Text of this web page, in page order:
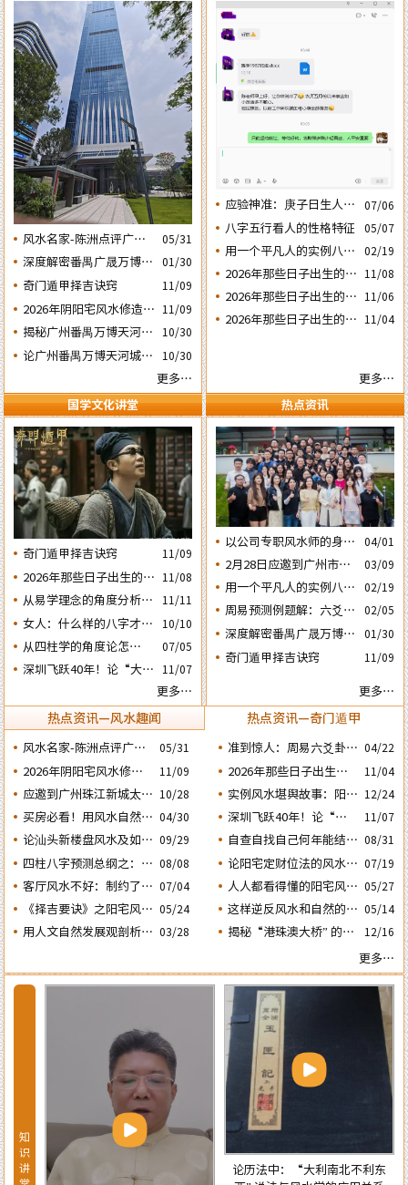
风水名家-陈洲点评广州
广交会芭洲交易中心大楼
的风水态势
05/31
深度解密番禺广晟万博中
心写字楼商铺商业不竞气
的风水原因
01/30
奇门遁甲择吉诀窍 11/09
2026年阴阳宅风水修造动
土入宅择吉需知
11/09
揭秘广州番禺万博天河城
玄妙的风水布局
10/30
论广州番禺万博天河城玄
10/30
更多…
应验神准：庚子日生人丙
午流年运势判断的应验结
07/06
八字五行看人的性格特征 05/07
用一个平凡人的实例八字
论断2026马年的流年运势
02/19
2026年那些日子出生的人
会大不利之四：‘庚子’
11/08
2026年那些日子出生的人
会大不利之三：‘丙子’
11/06
2026年那些日子出生的人 11/04
更多…
国学文化讲堂
奇门遁甲择吉诀窍 11/09
2026年那些日子出生的人
会大不利之四：‘庚子’
日元
11/08
从易学理念的角度分析蔡
英文“谋独” 之路还能走
多远？
11/11
女人：什么样的八字才算
好命？女命六十条断语及
注解
10/10
​从四柱学的角度论怎样掌
握命运及怎样正确化解流
年运程中的灾祸
07/05
深圳飞跃40年！论“大鹏
格局……
11/07
更多…
热点资讯
以公司专职风水师的身份
应邀出席《星橙网络科技
公司》成立5周年庆典
04/01
2月28日应邀到广州市黄
埔区为朋友的亲戚堪舆住
房风水
03/09
用一个平凡人的实例八字
论断2026马年的流年运势
02/19
周易预测例题解：六爻占
卜2026年流年运势卦象分
析
02/05
深度解密番禺广晟万博中
心写字楼商铺商业不竞气
的风水原因
01/30
奇门遁甲择吉诀窍 11/09
更多…
热点资讯—风水趣闻 热点资讯—奇门遁甲
风水名家-陈洲点评广州
广交会芭洲交易中心大楼
的风水态势
05/31
准到惊人：周易六爻卦占
运经典案例分享
04/22
2026年阴阳宅风水修造
动土入宅择吉需知
11/09
2026年那些日子出生的
人会大不利之二：‘壬
子’ 日元
11/04
应邀到广州珠江新城太平
洋金融大厦堪舆调理风水
10/28
实例风水堪舆故事：阳宅
凶灶惹出来的凶祸与化解
方法
12/24
买房必看！用风水自然环
境观教你怎样选购住宅房
子及正确的装修布局规划
04/30
深圳飞跃40年！论“大
鹏戏龟”和“儒子牛”的风
水格局……
11/07
论汕头新楼盘风水及如何
正确化解“门、主、灶”
的煞气
09/29
自查自找自己何年能结婚
生子？四柱“红鸾、天
喜” 二星临年运是否就一
定能结婚生子？
08/31
四柱八字预测总纲之：生
成四柱八字的依据及日月
五星主政的各自特性……
08/08
论阳宅定财位法的风水依
据及怎样正确运用财位催
财
07/19
客厅风水不好：制约了家
庭运势及汕头经济发
07/04
人人都看得懂的阳宅风水
通用口诀
05/27
《择吉要诀》之阳宅风水
择日法
05/24
这样逆反风水和自然的室
内布局房子，千万不能
买！
05/14
用人文自然发展观剖析相 03/28
揭秘“港珠澳大桥” 的建
12/16
更多…
知
识
讲
论历法中：“大利南北不利东